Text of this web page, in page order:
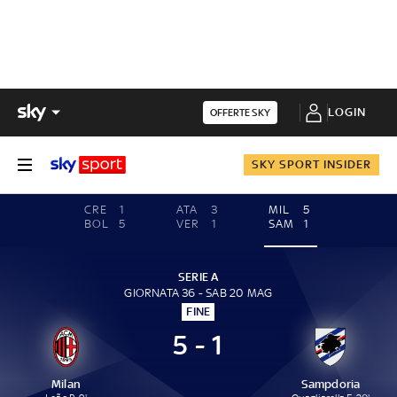
OFFERTE SKY LOGIN
SKY SPORT INSIDER
CRE
1
BOL
5
ATA
3
VER
1
MIL
5
SAM
1
SERIE A
GIORNATA 36 - SAB 20 MAG
FINE
Milan
5 - 1
Sampdoria